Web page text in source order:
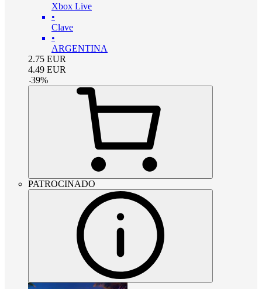
Xbox Live
•
Clave
•
ARGENTINA
2.75 EUR
4.49 EUR
-39%
PATROCINADO